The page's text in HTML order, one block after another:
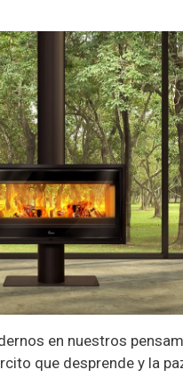
en nuestros
que desprende y la